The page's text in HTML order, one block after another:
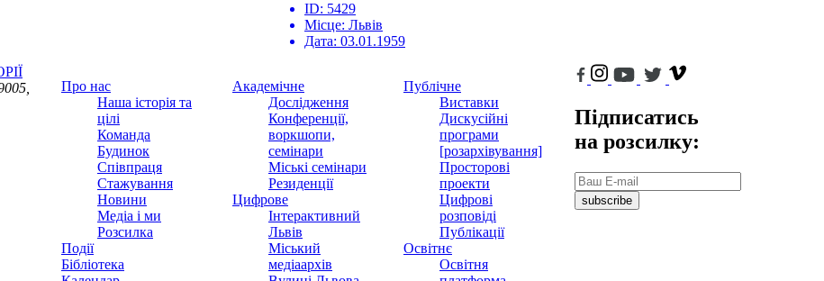
ID: 5429
Місце: Львів
Дата: 03.01.1959
Про нас
Наша історія та
цілі
Команда
Будинок
Співпраця
Стажування
Новини
Медіа і ми
Розсилка
Події
Бібліотека
Академічне
Дослідження
Конференції,
воркшопи,
семінари
Міські семінари
Резиденції
Цифрове
Інтерактивний
Львів
Міський
медіаархів
Публічне
Виставки
Дискусійні
програми
[розархівування]
Просторові
проекти
Цифрові
розповіді
Публікації
Освітнє
Освітня
Підписатись
на розсилку:
subscribe